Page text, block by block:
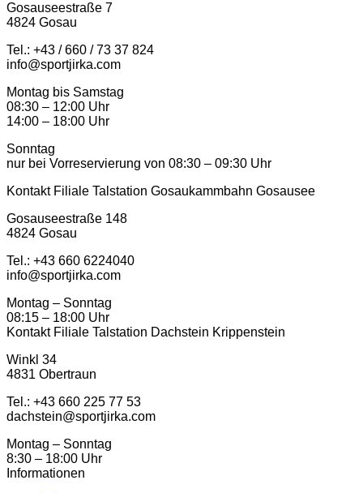
Gosauseestraße 7
4824 Gosau
Tel.: +43 / 660 / 73 37 824
info@sportjirka.com
Montag bis Samstag
08:30 – 12:00 Uhr
14:00 – 18:00 Uhr
Sonntag
nur bei Vorreservierung von 08:30 – 09:30 Uhr
Kontakt Filiale Talstation Gosaukammbahn Gosausee
Gosauseestraße 148
4824 Gosau
Tel.: ‭+43 660 6224040‬
info@sportjirka.com
Montag – Sonntag
08:15 – 18:00 Uhr
Kontakt Filiale Talstation Dachstein Krippenstein
Winkl 34
4831 Obertraun
Tel.: ‭+43 660 225 77 53
dachstein@sportjirka.com
Montag – Sonntag
8:30 – 18:00 Uhr
Informationen